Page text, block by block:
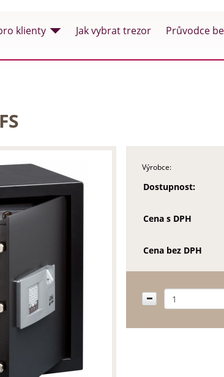
klienty Jak vybrat trezor Průvodce
Výrobce:
Dostupnost:
Cena s DPH
Cena bez DPH